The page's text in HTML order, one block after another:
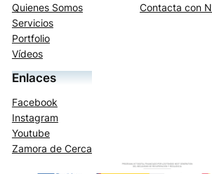
Quienes Somos
Servicios
Portfolio
Vídeos
Contacta con
Enlaces
Facebook
Instagram
Youtube
Zamora de Cerca